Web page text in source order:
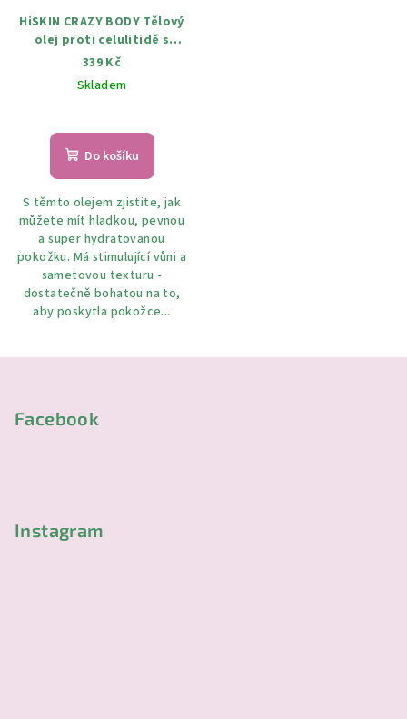
HiSKIN CRAZY BODY Tělový
olej proti celulitidě s
tropickým ovocem 150 ml
339 Kč
Skladem
Do košíku
S těmto olejem zjistite, jak
můžete mít hladkou, pevnou
a super hydratovanou
pokožku. Má stimulující vůni a
sametovou texturu -
dostatečně bohatou na to,
aby poskytla pokožce...
Facebook
Instagram